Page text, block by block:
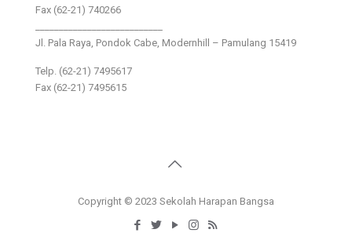
Fax (62-21) 740266
Jl. Pala Raya, Pondok Cabe, Modernhill – Pamulang 15419
Telp. (62-21) 7495617
Fax (62-21) 7495615
Copyright © 2023 Sekolah Harapan Bangsa